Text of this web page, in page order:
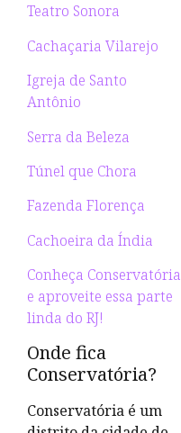
Teatro Sonora
Cachaçaria Vilarejo
Igreja de Santo
Antônio
Serra da Beleza
Túnel que Chora
Fazenda Florença
Cachoeira da Índia
Conheça Conservatória
e aproveite essa parte
linda do RJ!
Onde fica
Conservatória?
Conservatória é um